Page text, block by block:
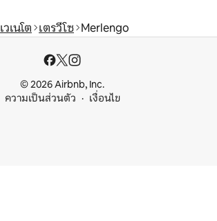
เวเนโต เตรวีโซ Merlengo
© 2026 Airbnb, Inc.
ความเป็นส่วนตัว
เงื่อนไข